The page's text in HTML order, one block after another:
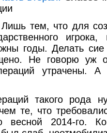
Лишь тем, что для
годы. Делать сие
Не говорю уж
утрачены.
такого рода
те, что
весной 2014-го.